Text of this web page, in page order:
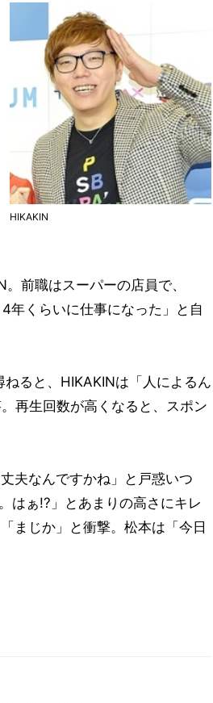
HIKAKIN
前職はスーパーの店員で、
年くらいに仕事になった」と自
ると、HIKAKINは「人によるん
再生回数が高くなると、スポン
夫なんですかね」と戸惑いつ
はぁ!?」とあまりの高さにキレ
まじか」と衝撃。松本は「今日